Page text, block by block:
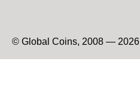
© Global Coins, 2008 — 2026